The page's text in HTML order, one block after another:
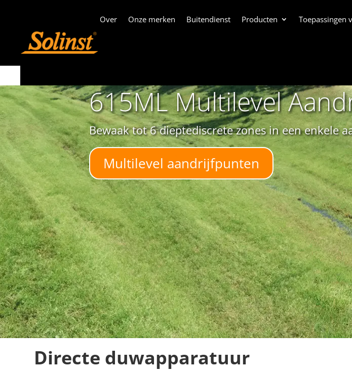
Over Onze merken Buitendienst Producten Toepassingen
615ML Multilevel
Bewaak tot 6 dieptediscrete zones in een enkele
Multilevel aandrijfpunten
Directe duwapparatuur